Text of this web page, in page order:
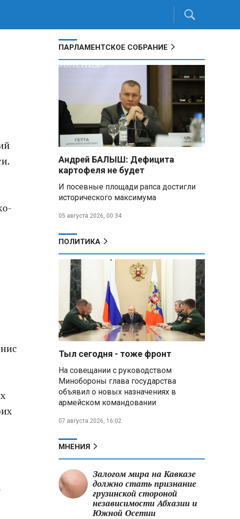
ПАРЛАМЕНТСКОЕ СОБРАНИЕ
Андрей БАЛЫШ: Дефицита
картофеля не будет
И посевные площади рапса достигли
исторического максимума
05 августа 2026, 00:34
ПОЛИТИКА
Тыл сегодня - тоже фронт
На совещании с руководством
Минобороны глава государства
объявил о новых назначениях в
армейском командовании
07 августа 2026, 16:02
МНЕНИЯ
Залогом мира на Кавказе
должно стать признание
грузинской стороной
независимости Абхазии и
Южной Осетии